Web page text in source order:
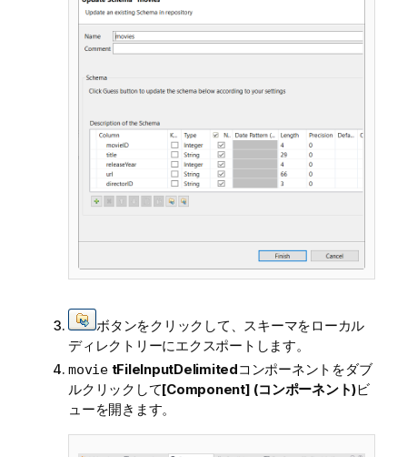
ボタンをクリックして、スキーマをローカル
ディレクトリーにエクスポートします。
movie tFileInputDelimitedコンポーネントをダブ
ルクリックして[Component] (コンポーネント)ビ
ューを開きます。